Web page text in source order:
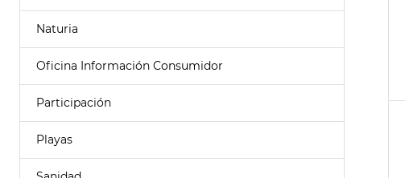
Naturia
Oficina Información Consumidor
Participación
Playas